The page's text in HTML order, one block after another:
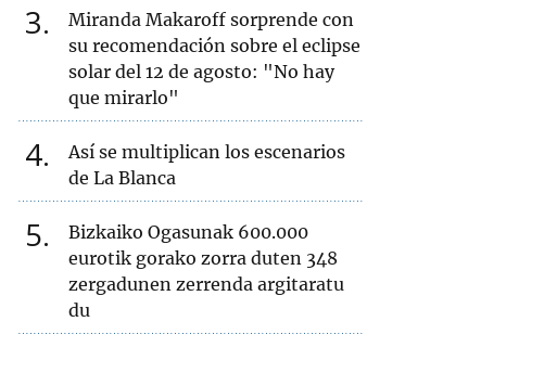
3
Miranda Makaroff sorprende con
su recomendación sobre el eclipse
solar del 12 de agosto: "No hay
que mirarlo"
4
Así se multiplican los escenarios
de La Blanca
5
Bizkaiko Ogasunak 600.000
eurotik gorako zorra duten 348
zergadunen zerrenda argitaratu
du